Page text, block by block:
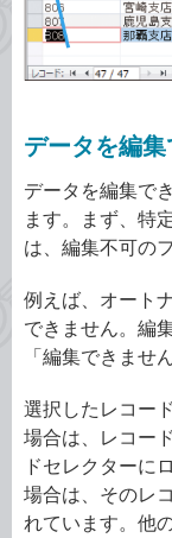
データを編
データを編集で
ます。まず、特
は、編集不可の
例えば、オート
できません。編
「編集できませ
選択したレコー
場合は、レコー
ドセレクターに
場合は、そのレ
れています。他